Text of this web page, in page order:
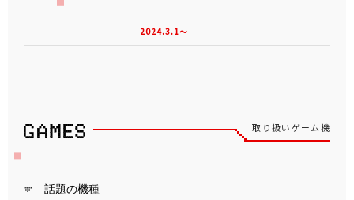
2024.3.1～
取り扱いゲーム機
話題の機種